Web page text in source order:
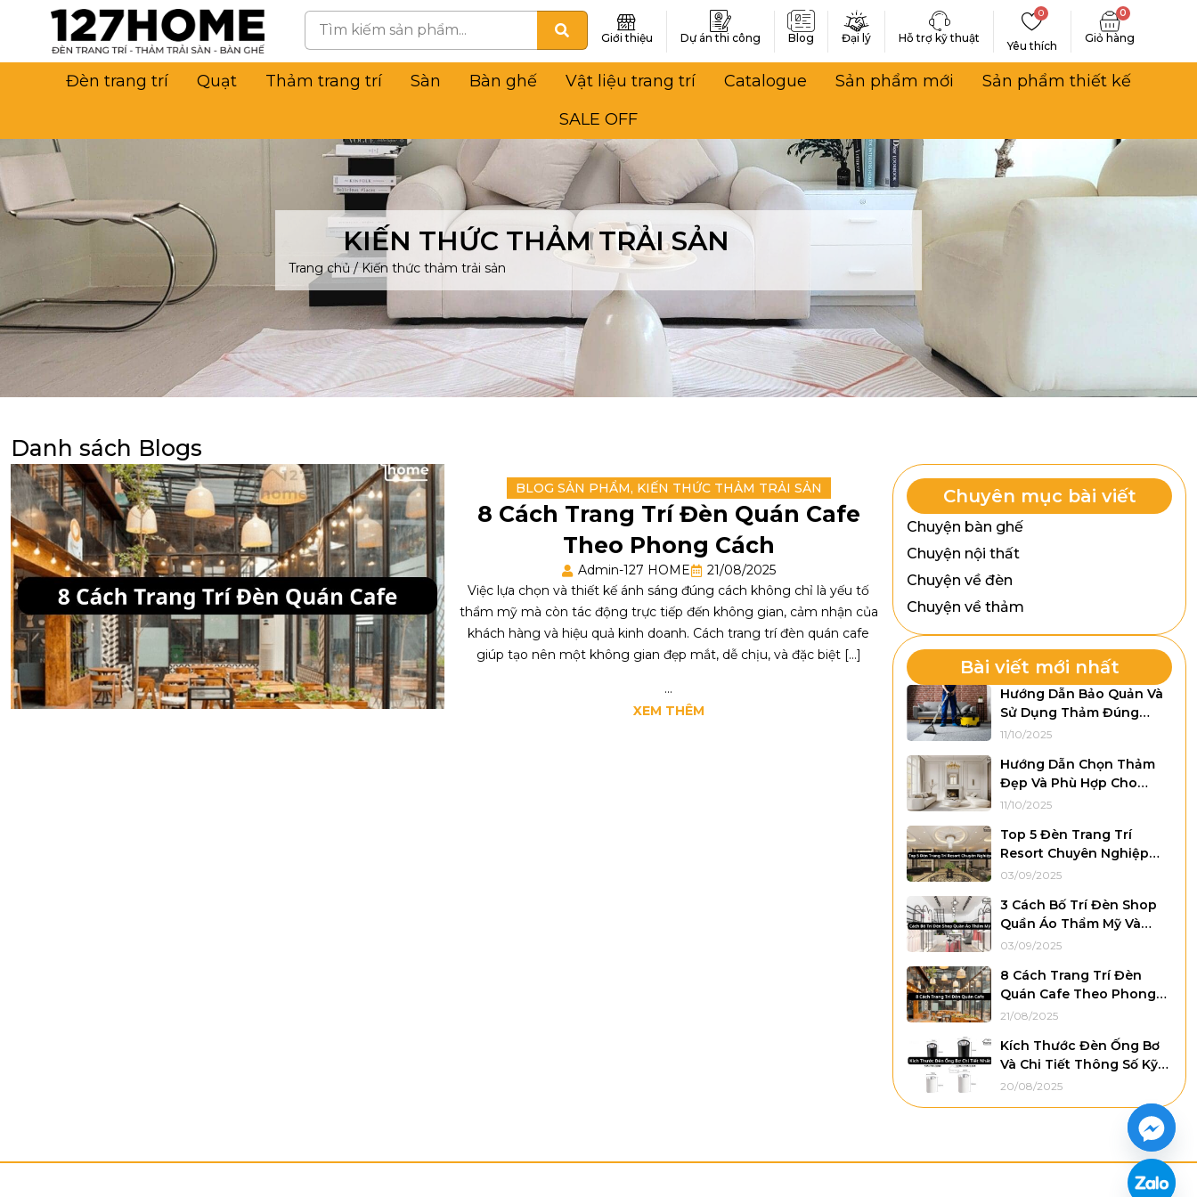
Giới thiệu Dự án thi công Blog Đại lý Hỗ trợ kỹ thuật
Yêu thích
0 0
Đèn trang trí Quạt Thảm trang trí Sàn Bàn ghế Vật liệu trang trí Catalogue Sản phẩm mới
Sản phẩm thiết kế
SALE OFF
KIẾN THỨC THẢM TRẢI SẢN
Trang chủ/Kiến thức thảm trải sản
Danh sách Blogs
BLOG SẢN PHẨM, KIẾN THỨC THẢM TRẢI SẢN
8 Cách Trang Trí Đèn Quán Cafe
Theo Phong Cách
Admin-127 HOME
21/08/2025
Việc lựa chọn và thiết kế ánh sáng đúng cách không chỉ là yếu tố
thẩm mỹ mà còn tác động trực tiếp đến không gian, cảm nhận của
khách hàng và hiệu quả kinh doanh. Cách trang trí đèn quán cafe
giúp tạo nên một không gian đẹp mắt, dễ chịu, và đặc biệt […]
...
XEM THÊM
Chuyên mục bài viết
Chuyện bàn ghế
Chuyện nội thất
Chuyện về đèn
Chuyện về thảm
Bài viết mới nhất
Hướng Dẫn Bảo Quản Và
Sử Dụng Thảm Đúng
Cách Giúp Thảm Luôn
11/10/2025
Hướng Dẫn Chọn Thảm
Đẹp Và Phù Hợp Cho
Từng Khu Vực Trong Nhà
11/10/2025
Top 5 Đèn Trang Trí
Resort Chuyên Nghiệp
Nhất
03/09/2025
3 Cách Bố Trí Đèn Shop
Quần Áo Thẩm Mỹ Và
Khoa Học
03/09/2025
8 Cách Trang Trí Đèn
Quán Cafe Theo Phong
Cách
21/08/2025
Kích Thước Đèn Ống Bơ
Và Chi Tiết Thông Số Kỹ
Thuật
20/08/2025